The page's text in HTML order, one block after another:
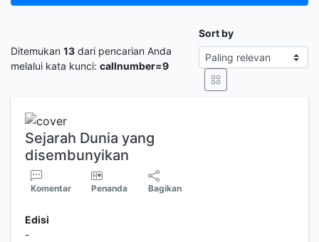
Ditemukan 13 dari pencarian Anda
melalui kata kunci: callnumber=9
Sort by
Sejarah Dunia yang
disembunyikan
Komentar Penanda Bagikan
Edisi
-